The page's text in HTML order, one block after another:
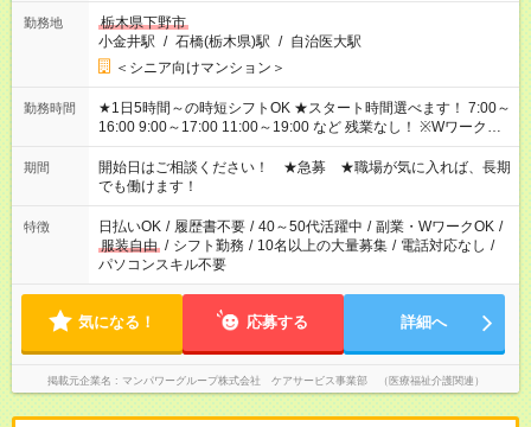
勤務地
栃木県下野市
小金井駅 / 石橋(栃木県)駅 / 自治医大駅
＜シニア向けマンション＞
勤務時間
★1日5時間～の時短シフトOK ★スタート時間選べます！ 7:00～
16:00 9:00～17:00 11:00～19:00 など 残業なし！ ※Wワークの
場合、他のお仕事と合わせ週40時間超の就業はご案内できませ
ん ※法令に基づき、週20時間以上勤務は社会保険への加入対象
となります ※労働者派遣法（日雇い派遣の原則禁止）により、
短時間・短期間の就業はご案内が難しい場合があります
期間
開始日はご相談ください！ ★急募 ★職場が気に入れば、長期
でも働けます！
特徴 日払いOK / 履歴書不要 / 40～50代活躍中 / 副業・WワークOK /
服装自由 / シフト勤務 / 10名以上の大量募集 / 電話対応なし /
パソコンスキル不要
気になる！ 応募する 詳細へ
掲載元企業名 マンパワーグループ株式会社 ケアサービス事業部 （医療福祉介護関連）